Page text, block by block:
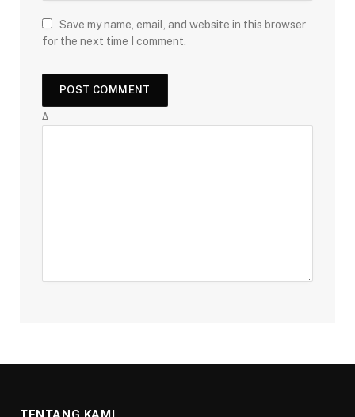
Save my name, email, and website in this browser
for the next time I comment.
Δ